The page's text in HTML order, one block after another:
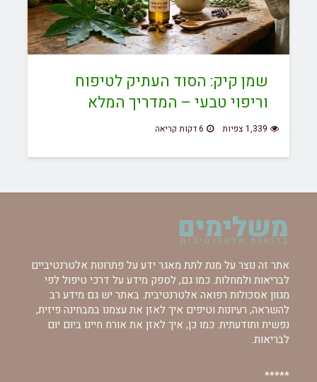
שמן קיק: הסוד העתיק לטיפוח
וריפוי טבעי – המדריך המלא
1,339 צפיות 6 דקות קריאה
אתר זה נוצר על מנת לתת מאגר ידע על פתרונות אלטרנטיביים
לבריאות ולמחלות. כמו גם, לספק מידע על דרכי טיפול לפי
מגוון אסכולות רפואה אלטרנטיבית. באתר יש גם מידע רב
להשראה, רעיונות וטיפים איך לאזן את עצמנו במבחינה פיזית,
נפשית ותודעתית. כמו כן, איך לאזן את אורח חיינו ביום יום
לבריאות.
*****